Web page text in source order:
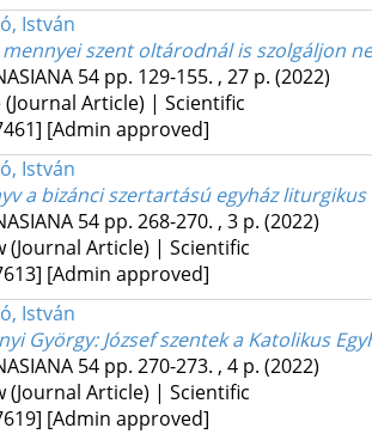
István
mennyei szent oltárodnál is szolgáljon
54 pp. 129-155. , 27 p. (2022)
Article) | Scientific
[Admin approved]
István
a bizánci szertartású egyház
54 pp. 268-270. , 3 p. (2022)
(Journal Article) | Scientific
[Admin approved]
István
György: József szentek a Katolikus
54 pp. 270-273. , 4 p. (2022)
(Journal Article) | Scientific
[Admin approved]